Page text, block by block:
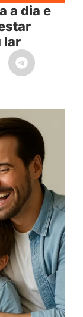
a dia e
lar